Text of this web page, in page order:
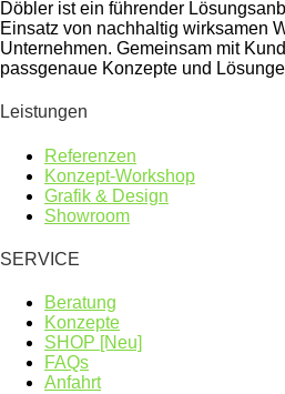
Döbler ist ein führender
Einsatz von nachhaltig wirksamen
Unternehmen. Gemeinsam mit
passgenaue Konzepte und
Leistungen
Referenzen
Konzept-Workshop
Grafik & Design
Showroom
SERVICE
Beratung
Konzepte
SHOP [Neu]
FAQs
Anfahrt